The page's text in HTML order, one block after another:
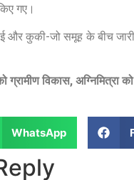
गए।
कुकी-जो समूह के बीच
ग्रामीण विकास,
WhatsApp